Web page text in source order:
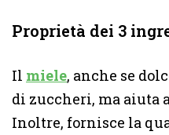
Proprietà dei 3
Il miele, anche se
di zuccheri, ma aiuta
Inoltre, fornisce la